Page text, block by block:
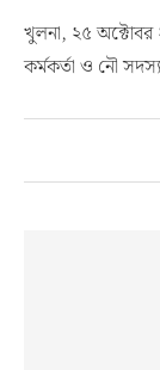
খুলনা, ২৫
কর্মকর্তা ও নৌ